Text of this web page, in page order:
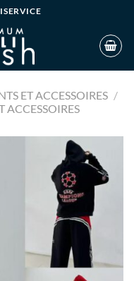
ET ACCESSOIRES /
ACCESSOIRES